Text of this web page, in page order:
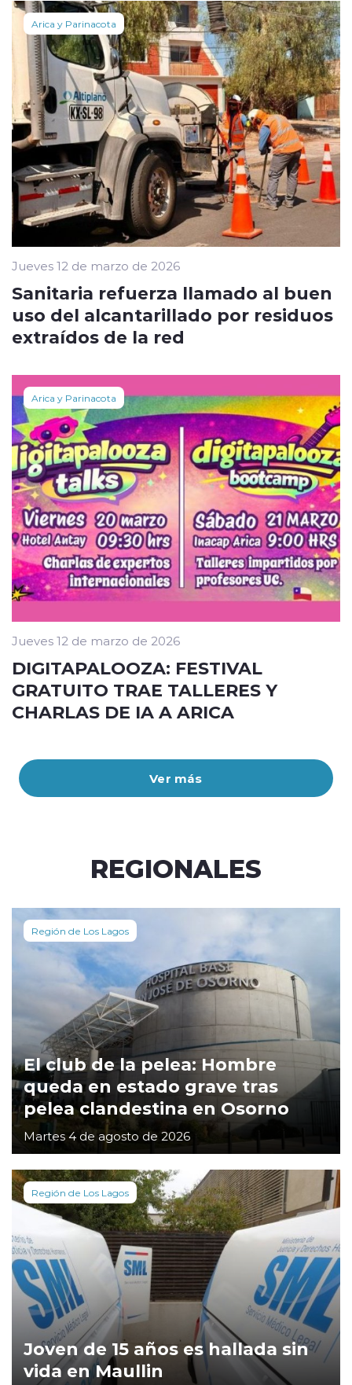
Ver más
Arica y Parinacota
Jueves 12 de marzo de 2026
Sanitaria refuerza llamado al buen
uso del alcantarillado por residuos
extraídos de la red
Arica y Parinacota
Jueves 12 de marzo de 2026
DIGITAPALOOZA: FESTIVAL
GRATUITO TRAE TALLERES Y
CHARLAS DE IA A ARICA
REGIONALES
Región de Los Lagos
El club de la pelea: Hombre
queda en estado grave tras
pelea clandestina en Osorno
Martes 4 de agosto de 2026
Región de Los Lagos
Joven de 15 años es hallada sin
vida en Maullin